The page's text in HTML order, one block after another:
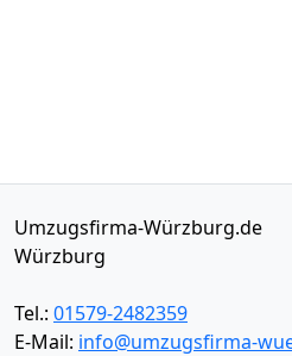
Umzugsfirma-Würzburg.de
Würzburg
Tel.: 01579-2482359
E-Mail: info@umzugsfirma-